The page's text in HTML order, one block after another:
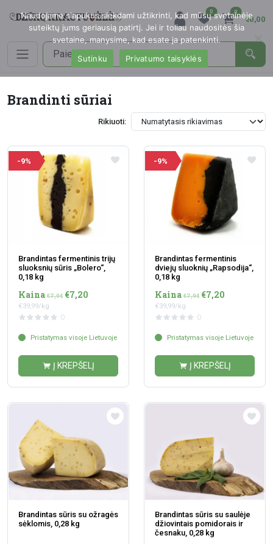
0 0
€0,00
Brandinti sūriai
Rikiuoti:
-9%
Brandintas fermentinis trijų
sluoksnių sūris „Bolero“,
0,18 kg
Kaina €7,94 €7,20
€39,99/kg
0
Pristatymas visoje Lietuvoje
Į KREPŠELĮ
-9%
Brandintas fermentinis
dviejų sluoknių „Rapsodija“,
0,18 kg
Kaina €7,94 €7,20
€39,99/kg
0
Pristatymas visoje Lietuvoje
Į KREPŠELĮ
Brandintas sūris su ožragės
sėklomis, 0,28 kg
Brandintas sūris su saulėje
džiovintais pomidorais ir
česnaku, 0,28 kg
Naudojame slapukus siekdami užtikrinti, kad mūsų svetainėje
suteiktų jums geriausią patirtį. Jei ir toliau naudositės šia
svetaine, manysime, kad esate ja patenkinti.
Sutinku
Privatumo taisyklės